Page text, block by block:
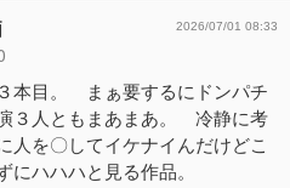
2026/07/01 08:33
本目。 まぁ要するにドンパチ
３人ともまあまあ。 冷静に考
人を〇してイケナイんだけどこ
にハハハと見る作品。